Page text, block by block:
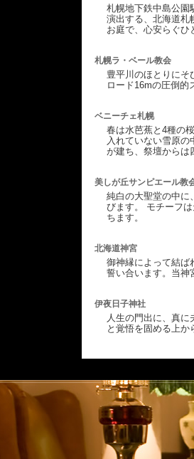
札幌地下鉄中島公園
演出する、北海道札
お庭で、心安らぐひ
札幌ラ・ベール教会
豊平川のほとりにそ
ロード16mの圧倒的
ベニーチェ札幌
春は水芭蕉と4種の
入れていない雪原
が建ち、祭壇からは
美しが丘サンピエール教
純白の大聖堂の中に
びます。 モチーフ
ちます。
北海道神宮
御神縁によって結ば
誓い合います。当神
伊夜日子神社
人生の門出に、真
と覚悟を固める上